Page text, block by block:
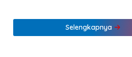
Selengkapnya